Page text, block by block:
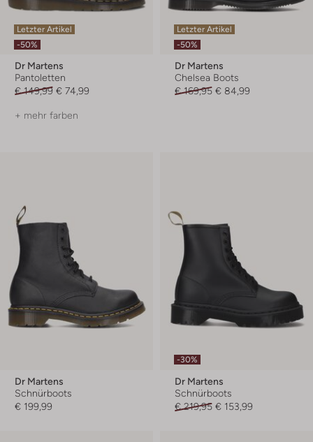
Letzter Artikel
-50%
Dr Martens
Pantoletten
€ 149,99 € 74,99
+ mehr farben
Letzter Artikel
-50%
Dr Martens
Chelsea Boots
€ 169,95 € 84,99
Dr Martens
Schnürboots
€ 199,99
-30%
Dr Martens
Schnürboots
€ 219,95 € 153,99